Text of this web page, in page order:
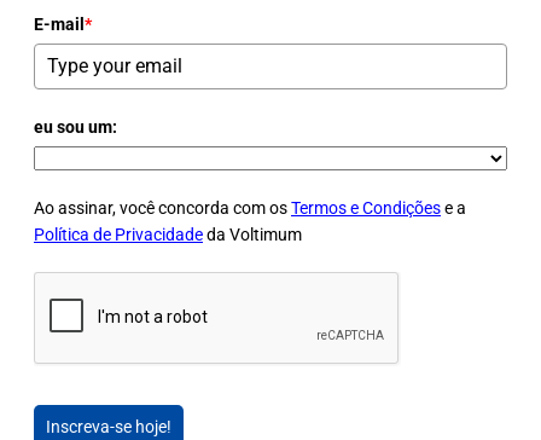
E-mail *
eu sou um:
Ao assinar, você concorda com osTermos e Condiçõese a
Política de Privacidadeda Voltimum
Inscreva-se hoje!